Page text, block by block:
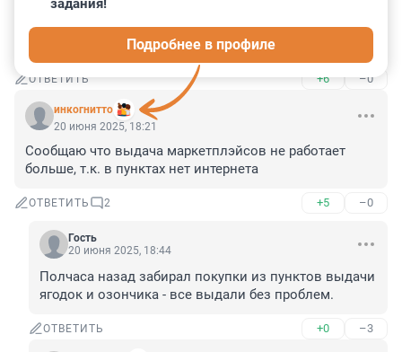
Гость
В общем всем известный аналоговнет.
ОТВЕТИТЬ +6 –0
инкогнитто
задания!
Подробнее в профиле
20 июня 2025, 18:21
Сообщаю что выдача маркетплэйсов не работает
больше, т.к. в пунктах нет интернета
ОТВЕТИТЬ 2 +5 –0
Гость
20 июня 2025, 18:44
Полчаса назад забирал покупки из пунктов выдачи
ягодок и озончика - все выдали без проблем.
ОТВЕТИТЬ +0 –3